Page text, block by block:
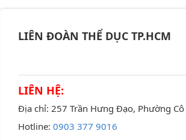
LIÊN ĐOÀN THỂ DỤC TP.HCM
LIÊN HỆ:
Địa chỉ: 257 Trần Hưng Đạo, Phường Cô
Hotline:0903 377 9016